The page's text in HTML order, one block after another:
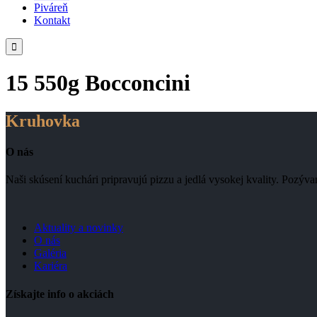
Piváreň
Kontakt

15 550g Bocconcini
Kruhovka
O nás
Naši skúsení kuchári pripravujú pizzu a jedlá vysokej kvality.
Aktuality a novinky
O nás
Galéria
Kariéra
Získajte info o akciách